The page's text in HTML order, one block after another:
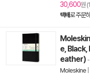
30,600원
택배로 주문
e,
eather)
Moleskine